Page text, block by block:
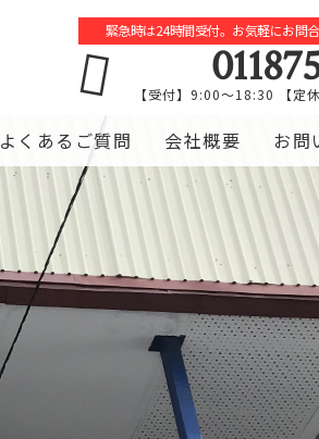
緊急時は24時間受付。お気軽にお問
【受付】9:00～18:30 【定
よくあるご質問 会社概要 お問